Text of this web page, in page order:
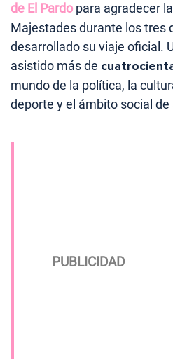
de El Pardo para agradecer
Majestades durante los tres
desarrollado su viaje oficial.
asistido más de
mundo de la política, la
deporte y el ámbito social